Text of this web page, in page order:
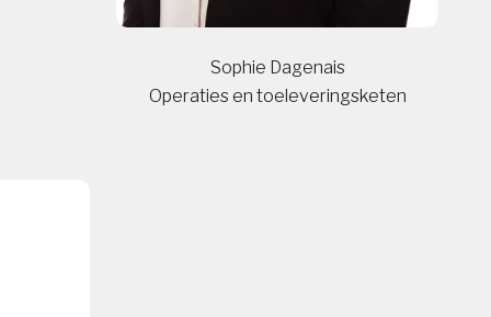
Sophie Dagenais
Operaties en toeleveringsketen